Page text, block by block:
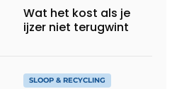
Wat het kost als je
ijzer niet terugwint
SLOOP & RECYCLING